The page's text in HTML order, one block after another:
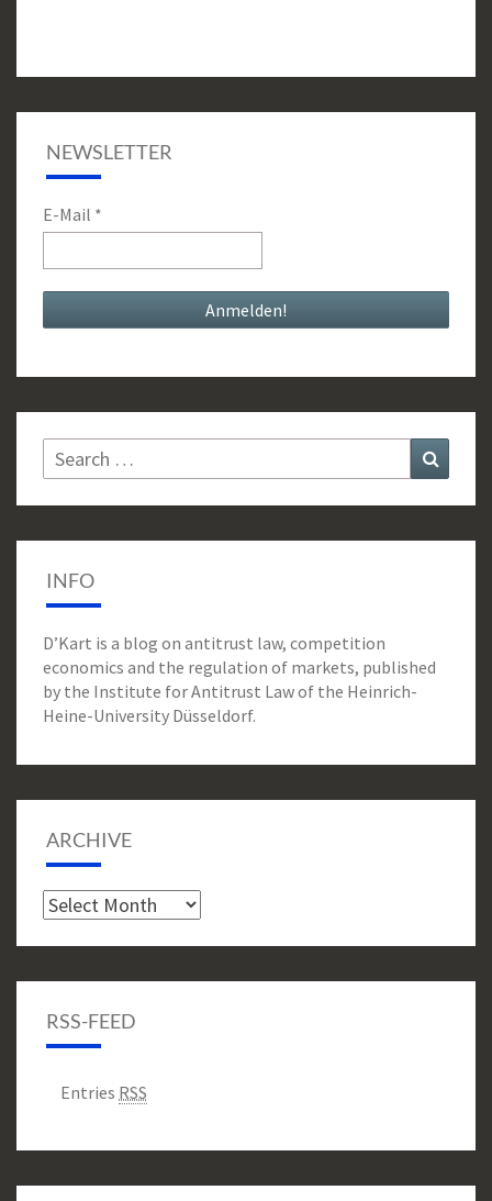
NEWSLETTER
E-Mail *
Search
for:
INFO
D’Kart is a blog on antitrust law, competition
economics and the regulation of markets, published
by the Institute for Antitrust Law of the Heinrich-
Heine-University Düsseldorf.
ARCHIVE
Archive
RSS-FEED
Entries RSS